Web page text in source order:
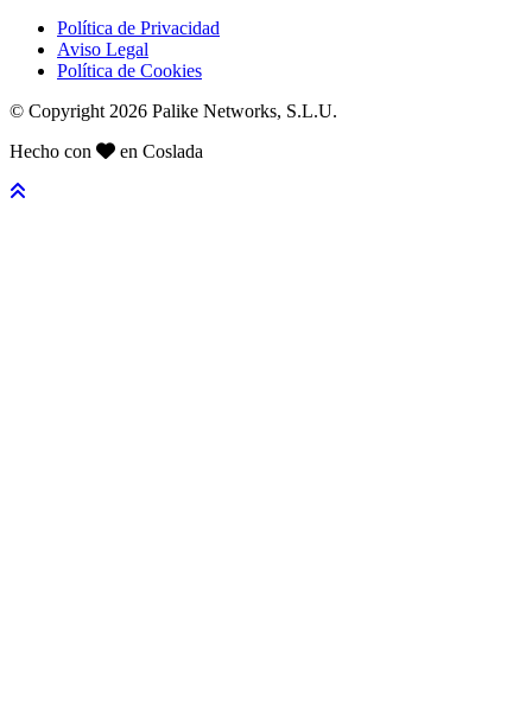
Política de Privacidad
Aviso Legal
Política de Cookies
© Copyright 2026 Palike Networks, S.L.U.
Hecho con
en Coslada